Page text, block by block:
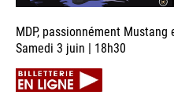
MDP, passionnément Mustang
Samedi 3 juin | 18h30